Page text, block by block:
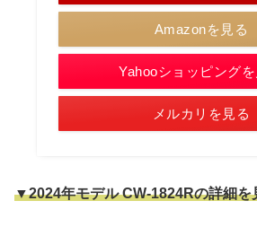
Amazonを見る
Yahooショッピングを
メルカリを見る
▼2024年モデルCW-1824Rの詳細を